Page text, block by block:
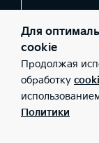
© 2026
адрес:
+7 (978)010-10-
ООО «Киа Россия
26; Телефон: 8
5087746291760)
Для
cookie
Продолжая
обработку
Политики